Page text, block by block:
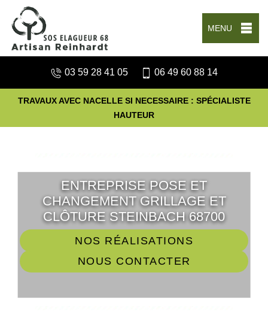
MENU
03 59 28 41 05 06 49 60 88 14
TRAVAUX AVEC NACELLE SI NECESSAIRE : SPÉCIALISTE
HAUTEUR
ENTREPRISE POSE ET
CHANGEMENT GRILLAGE ET
CLÔTURE STEINBACH 68700
NOS RÉALISATIONS
NOUS CONTACTER